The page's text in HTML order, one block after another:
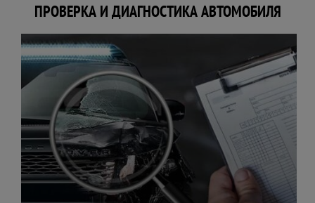
ПРОВЕРКА И ДИАГНОСТИКА АВТОМОБИЛЯ